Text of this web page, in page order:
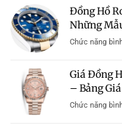
Đồng Hồ
Những
Chức năng
Giá Đồng
– Bảng
Chức năng